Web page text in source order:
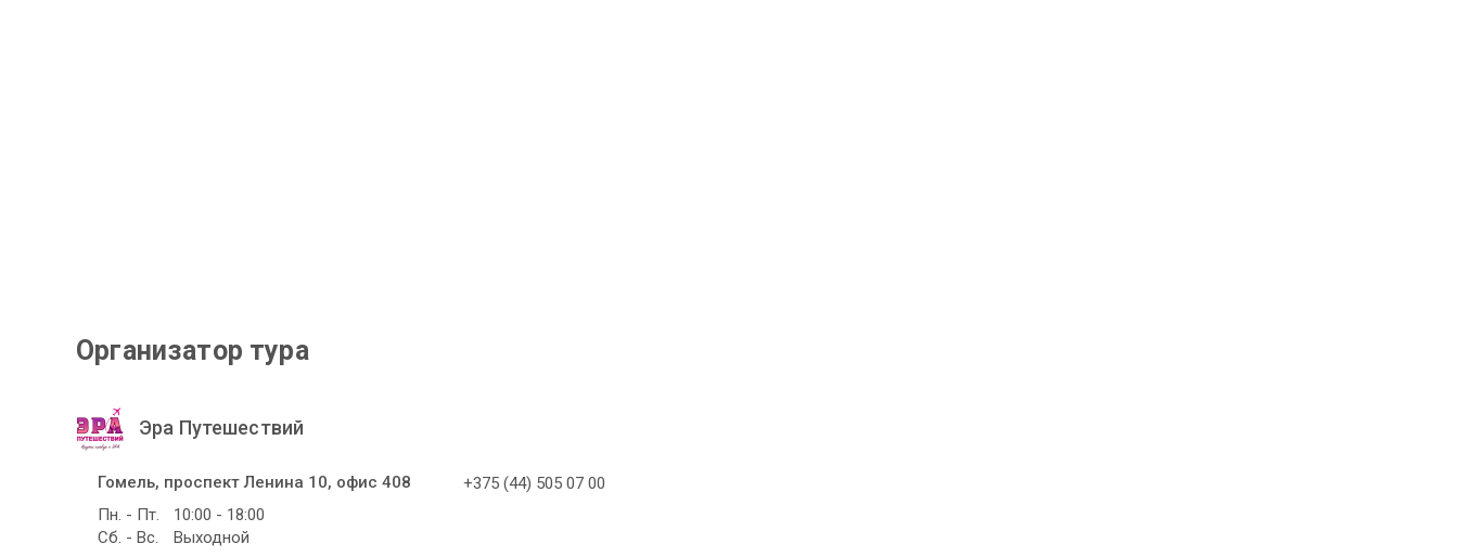
Организатор тура
Эра Путешествий
Гомель, проспект Ленина 10, офис 408
Пн. - Пт.
10:00 - 18:00
Сб. - Вс.
Выходной
+375 (44) 505 07 00